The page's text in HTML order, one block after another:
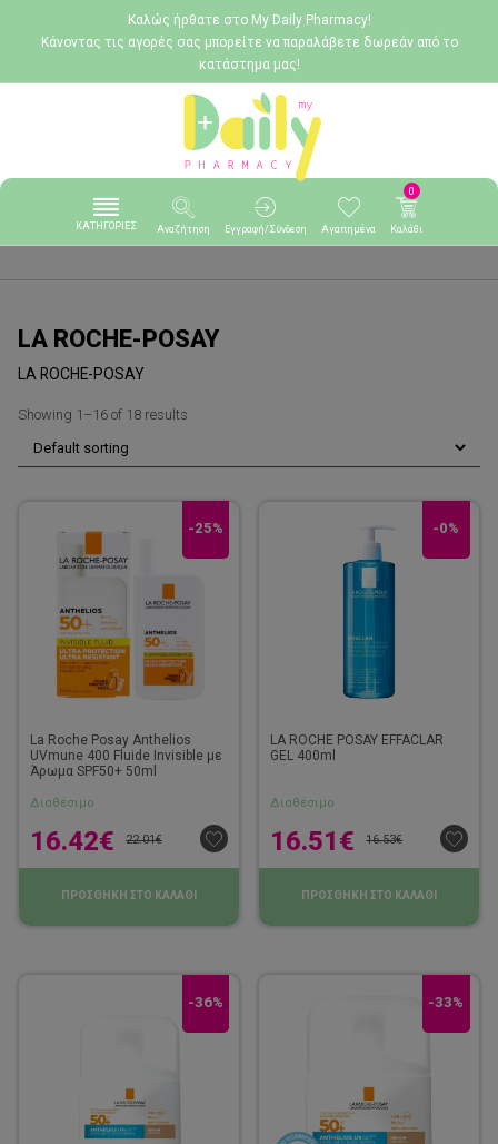
Καλώς ήρθατε στο My Daily Pharmacy!
Κάνοντας τις αγορές σας μπορείτε να παραλάβετε δωρεάν από το
κατάστημα μας!
ΚΑΤΗΓΟΡΙΕΣ Αναζήτηση Εγγραφή/Σύνδεση Αγαπημένα
0
Καλάθι
LA ROCHE-POSAY
LA ROCHE-POSAY
Showing 1–16 of 18 results
-25%
La Roche Posay Anthelios
UVmune 400 Fluide Invisible με
Άρωμα SPF50+ 50ml
Διαθέσιμο
22.01€
16.42€
ΠΡΟΣΘΗΚΗ ΣΤΟ ΚΑΛΑΘΙ
-0%
LA ROCHE POSAY EFFACLAR
GEL 400ml
Διαθέσιμο
16.53€
16.51€
ΠΡΟΣΘΗΚΗ ΣΤΟ ΚΑΛΑΘΙ
-36% -33%